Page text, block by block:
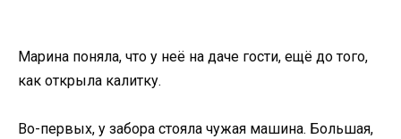
Марина поняла, что у неё на даче гости, ещё до того,
как открыла калитку.
Во-первых, у забора стояла чужая машина. Большая,